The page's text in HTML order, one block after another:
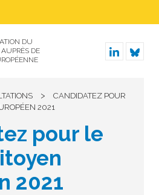
DU
DE
>
CANDIDATEZ POUR
2021
pour le
2021